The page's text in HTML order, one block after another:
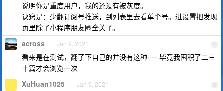
说明你是重度用户，我的还没有被灰度。
诀窍是：少翻订阅号推送，到列表里去看单个号。进设置把发现
页里除了小程序朋友圈全关了。
4
across Jan 9, 2021
看来是在测试，翻了下自己的并没有这种····· 毕竟我囤积了二三
十篇才会浏览一次
5
XuHuan1025 Jan 9, 2021